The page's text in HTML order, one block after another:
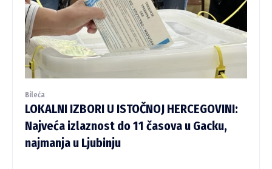
Bileća
LOKALNI IZBORI U ISTOČNOJ HERCEGOVINI:
Najveća izlaznost do 11 časova u Gacku,
najmanja u Ljubinju